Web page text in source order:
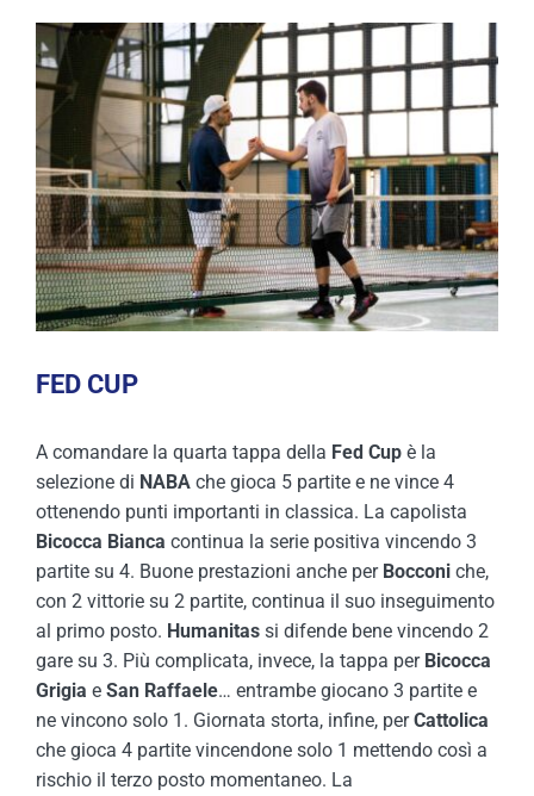
FED CUP
A comandare la quarta tappa della Fed Cup è la
selezione di NABA che gioca 5 partite e ne vince 4
ottenendo punti importanti in classica. La capolista
Bicocca Bianca continua la serie positiva vincendo 3
partite su 4. Buone prestazioni anche per Bocconi che,
con 2 vittorie su 2 partite, continua il suo inseguimento
al primo posto. Humanitas si difende bene vincendo 2
gare su 3. Più complicata, invece, la tappa per Bicocca
Grigia e San Raffaele… entrambe giocano 3 partite e
ne vincono solo 1. Giornata storta, infine, perCattolica
che gioca 4 partite vincendone solo 1 mettendo così a
rischio il terzo posto momentaneo. La